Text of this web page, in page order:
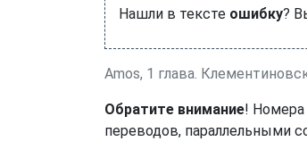
Нашли в тексте ошибку?
Amos, 1 глава.
Обратите внимание! Номера
переводов, параллельными